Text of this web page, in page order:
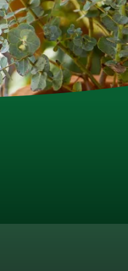
Ho letto ladichiarazione sulla